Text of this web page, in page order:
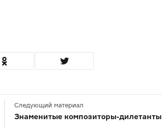
Следующий материал
Знаменитые композиторы-дилетанты